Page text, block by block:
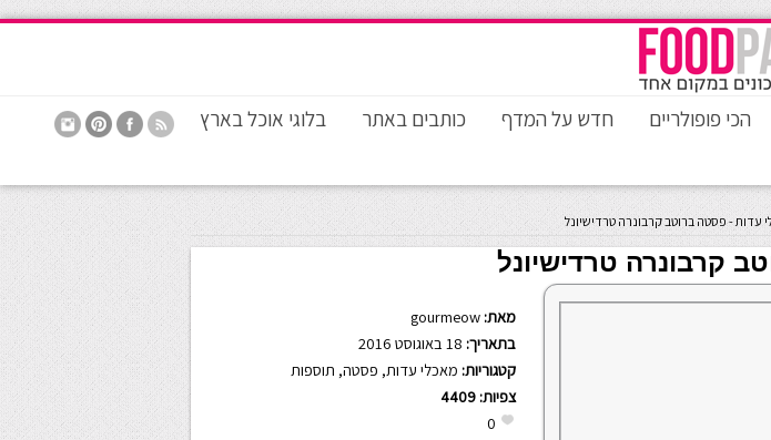
הכי פופולריים חדש על המדף כותבים באתר בלוגי אוכל בארץ
עדות-פסטה ברוטב קרבונרה טרדישיונל
קרבונרה טרדישיונל
מאת: gourmeow
בתאריך:
קטגוריות: מאכלי עדות, פסטה, תוספות
צפיות: 4409
0